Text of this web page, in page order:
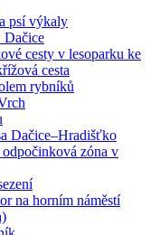
psí výkaly
cesty v lesoparku ke
cesta
rybníků
Dačice–Hradišťko
zóna v
na horním náměstí